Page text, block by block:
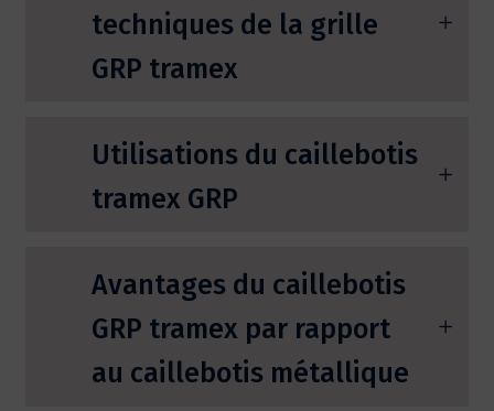
techniques de la grille
GRP tramex
Utilisations du caillebotis
tramex GRP
Avantages du caillebotis
GRP tramex par rapport
au caillebotis métallique